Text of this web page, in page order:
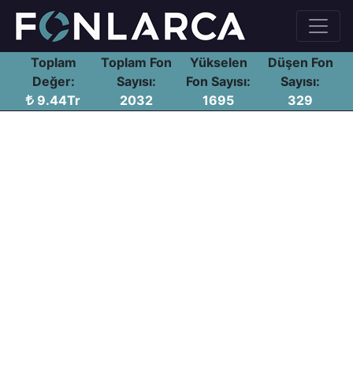
Toplam
Değer:
9.44Tr
Toplam Fon
Sayısı:
2032
Yükselen
Fon Sayısı:
1695
Düşen Fon
Sayısı:
329